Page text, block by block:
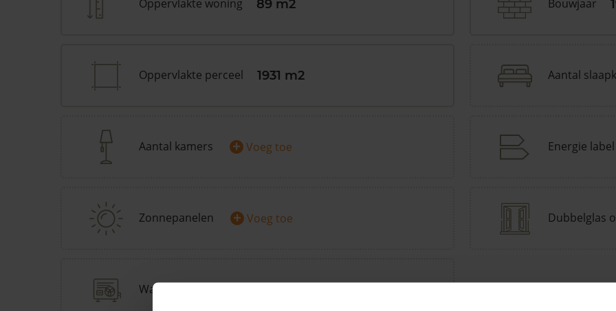
Oppervlakte woning 89 m2 Bouwjaar
Oppervlakte perceel 1931 m2 Aantal
Aantal kamers + Voeg toe Energie label
Zonnepanelen + Voeg toe Dubbelglas
Warmtepomp